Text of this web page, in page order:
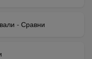
- Сравни